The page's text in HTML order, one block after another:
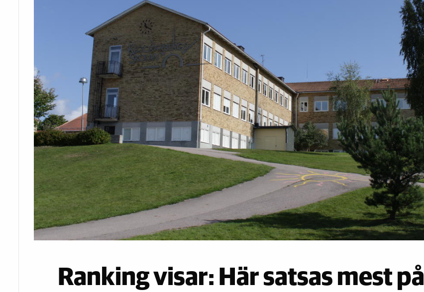
Ranking visar: Här satsas mest på